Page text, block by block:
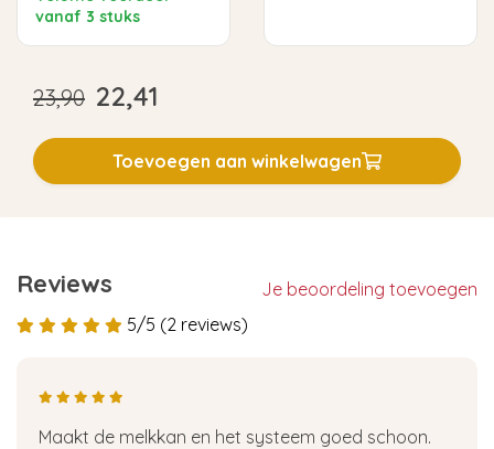
vanaf 3 stuks
23,90 22,41
Toevoegen aan winkelwagen
Reviews
Je beoordeling toevoegen
5/5 (2 reviews)
Maakt de melkkan en het systeem goed schoon.